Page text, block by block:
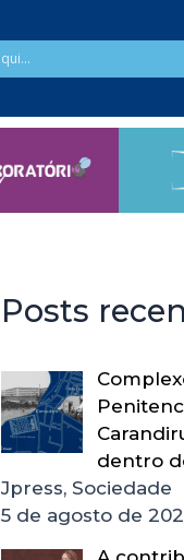
Posts
dentro
Jpress, Sociedade
5 de agosto de